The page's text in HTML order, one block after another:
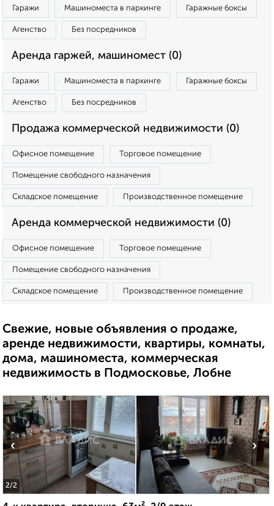
Гаражи Машиноместа в паркинге Гаражные боксы
Агенство Без посредников
Аренда гаржей, машиномест (0)
Гаражи Машиноместа в паркинге Гаражные боксы
Агенство Без посредников
Продажа коммерческой недвижимости (0)
Офисное помещение Торговое помещение
Помещение свободного назначения
Складское помещение Производственное помещение
Аренда коммерческой недвижимости (0)
Офисное помещение Торговое помещение
Помещение свободного назначения
Складское помещение Производственное помещение
Свежие, новые объявления о продаже,
аренде недвижимости, квартиры, комнаты,
дома, машиноместа, коммерческая
недвижимость в Подмосковье, Лобне
2/2
‹ ›